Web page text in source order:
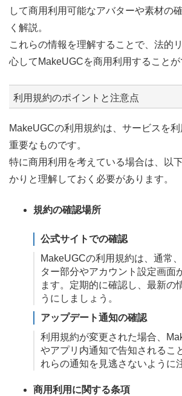
して商用利用可能なアバターや素材の
く解説。
これらの情報を理解することで、法的
心してMakeUGCを商用利用することが
利用規約のポイントと注意点
MakeUGCの利用規約は、サービスを
重要なものです。
特に商用利用を考えている場合は、以
かりと理解しておく必要があります。
規約の確認場所
公式サイトでの確認
MakeUGCの利用規約は、通常
ター部分やアカウント設定画面
ます。定期的に確認し、最新の
うにしましょう。
アップデート通知の確認
利用規約が変更された場合、
やアプリ内通知で告知されるこ
れらの通知を見逃さないように
商用利用に関する条項